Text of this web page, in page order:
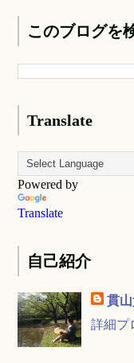
このブログを
Translate
Powered by
Translate
自己紹介
貫
詳細プ